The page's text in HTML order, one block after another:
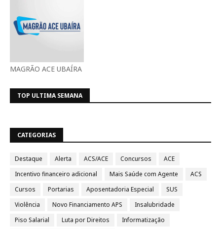
MAGRÃO ACE UBAÍRA
TOP ULTIMA SEMANA
CATEGORIAS
Destaque Alerta ACS/ACE Concursos
ACE
Incentivo financeiro adicional
Mais Saúde com Agente
ACS
Cursos
Portarias Aposentadoria Especial
SUS
Violência
Novo Financiamento APS
Insalubridade
Piso Salarial
Luta por Direitos
Informatização